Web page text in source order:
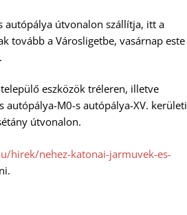
autópálya útvonalon szállítja, itt a
tovább a Városligetbe, vasárnap este
eszközök tréleren, illetve
M0-s autópálya-XV. kerületi
útvonalon.
hirek/nehez-katonai-jarmuvek-es-